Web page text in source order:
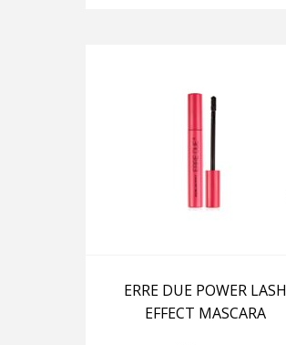
ERRE DUE POWER LASH
EFFECT MASCARA